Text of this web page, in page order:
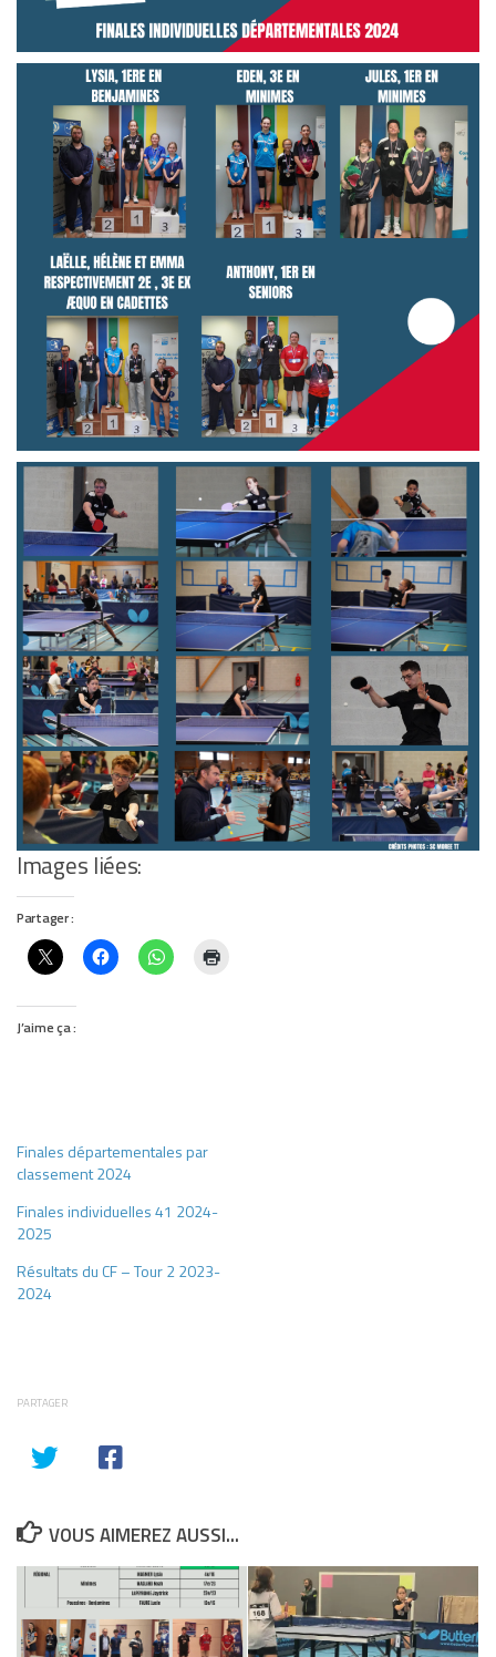
Images liées:
Partager :
J’aime ça :
Finales départementales par
classement 2024
Finales individuelles 41 2024-
2025
Résultats du CF – Tour 2 2023-
2024
PARTAGER
VOUS AIMEREZ AUSSI...